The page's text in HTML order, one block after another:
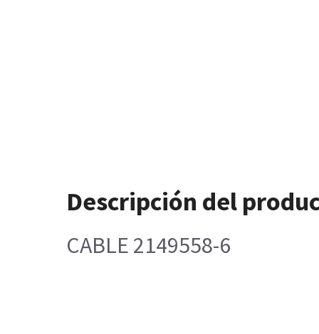
Descripción del
CABLE 2149558-6